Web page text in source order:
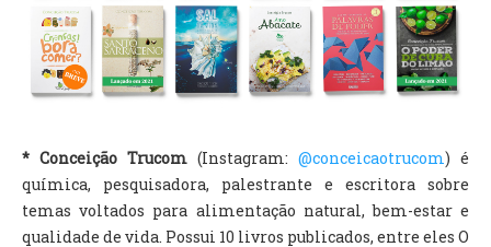
* Conceição Trucom (Instagram: @conceicaotrucom) é
química, pesquisadora, palestrante e escritora sobre
temas voltados para alimentação natural, bem-estar e
qualidade de vida. Possui 10 livros publicados, entre eles O